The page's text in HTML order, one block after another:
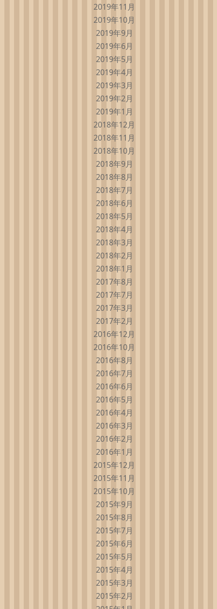
2019年11月
2019年10月
2019年9月
2019年6月
2019年5月
2019年4月
2019年3月
2019年2月
2019年1月
2018年12月
2018年11月
2018年10月
2018年9月
2018年8月
2018年7月
2018年6月
2018年5月
2018年4月
2018年3月
2018年2月
2018年1月
2017年8月
2017年7月
2017年3月
2017年2月
2016年12月
2016年10月
2016年8月
2016年7月
2016年6月
2016年5月
2016年4月
2016年3月
2016年2月
2016年1月
2015年12月
2015年11月
2015年10月
2015年9月
2015年8月
2015年7月
2015年6月
2015年5月
2015年4月
2015年3月
2015年2月